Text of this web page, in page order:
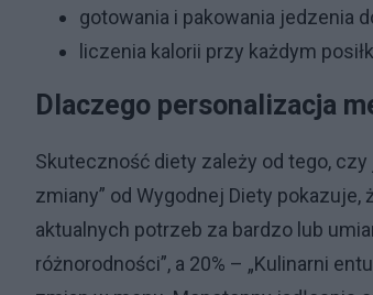
gotowania i pakowania jedzenia
liczenia kalorii przy każdym
Dlaczego personalizacja
Skuteczność diety zależy od tego,
zmiany” od Wygodnej Diety
aktualnych potrzeb za bardzo lub
różnorodności”, a 20% – „Kulinarni